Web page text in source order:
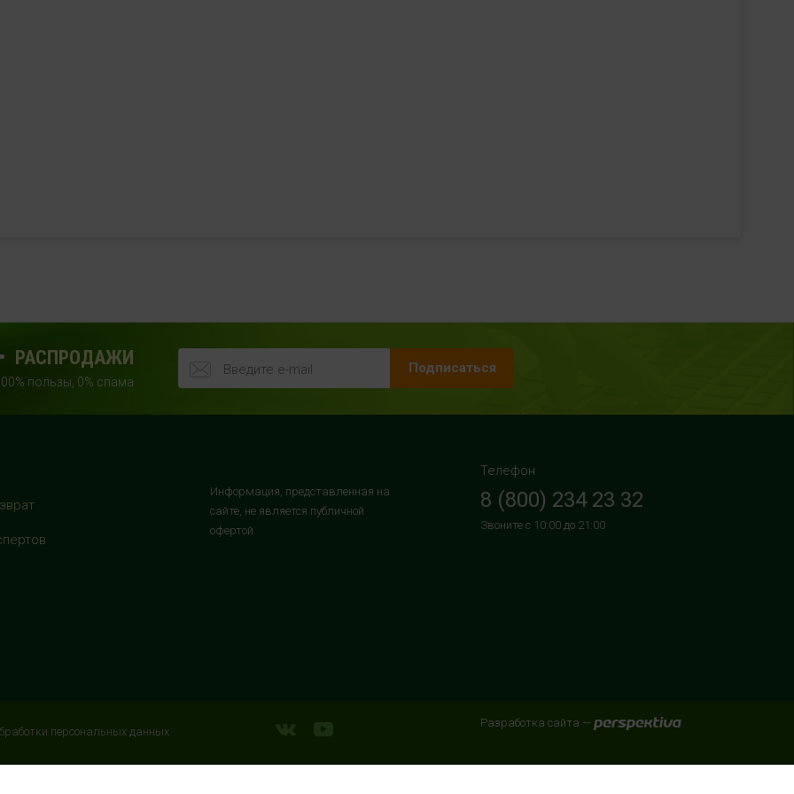
РАСПРОДАЖИ
пользы, 0% спама
Подписаться
Информация, представленная на
сайте, не является публичной
офертой
Телефон
8 (800) 234 23 32
Звоните с 10:00 до 21:00
персональных данных
Разработка сайта —